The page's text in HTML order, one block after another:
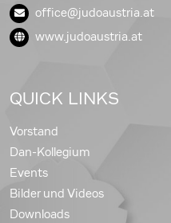
office@judoaustria.at
www.judoaustria.at
QUICK LINKS
Vorstand
Dan-Kollegium
Events
Bilder und Videos
Downloads